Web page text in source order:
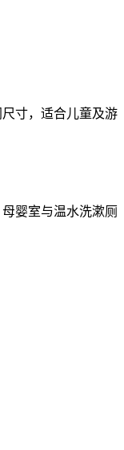
寸，适合儿童及游
婴室与温水洗漱厕